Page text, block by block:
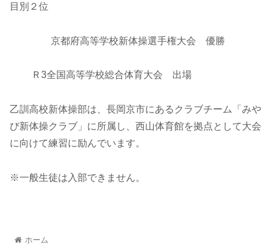
目別２位
京都府高等学校新体操選手権大会 優勝
Ｒ3全国高等学校総合体育大会 出場
乙訓高校新体操部は、長岡京市にあるクラブチーム「みや
び新体操クラブ」に所属し、西山体育館を拠点として大会
に向けて練習に励んでいます。
※一般生徒は入部できません。
ホーム